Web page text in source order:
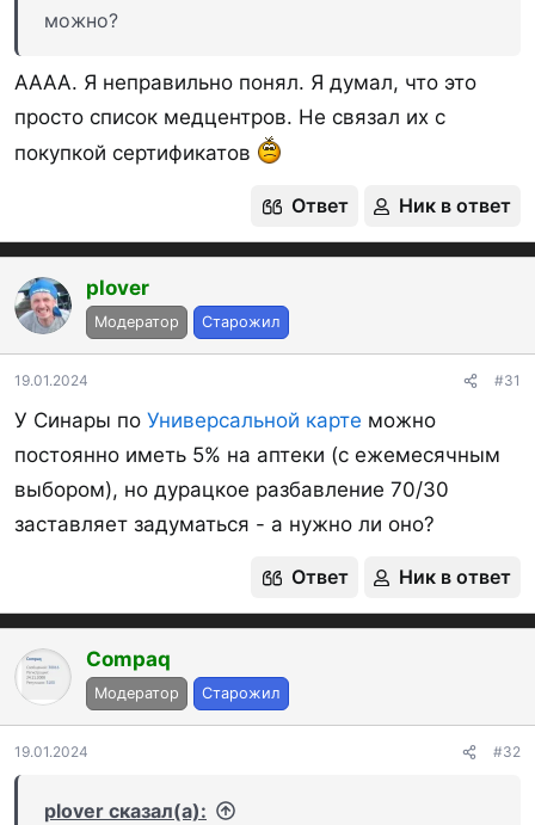
можно?
АААА. Я неправильно понял. Я думал, что это
просто список медцентров. Не связал их с
покупкой сертификатов
Ответ Ник в ответ
plover
Модератор Старожил
19.01.2024 #31
У Синары по Универсальной карте можно
постоянно иметь 5% на аптеки (с ежемесячным
выбором), но дурацкое разбавление 70/30
заставляет задуматься - а нужно ли оно?
Ответ Ник в ответ
Compaq
Модератор Старожил
19.01.2024 #32
plover сказал(а):